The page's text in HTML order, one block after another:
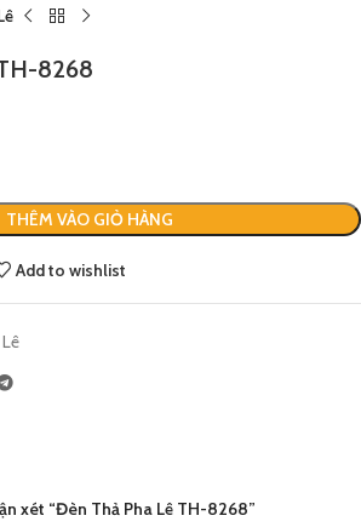
8268
THÊM VÀO GIỎ HÀNG
Add to wishlist
xét “Đèn Thả Pha Lê TH-8268”